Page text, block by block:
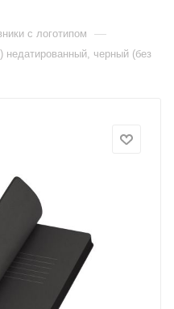
c логотипом —
черный (без